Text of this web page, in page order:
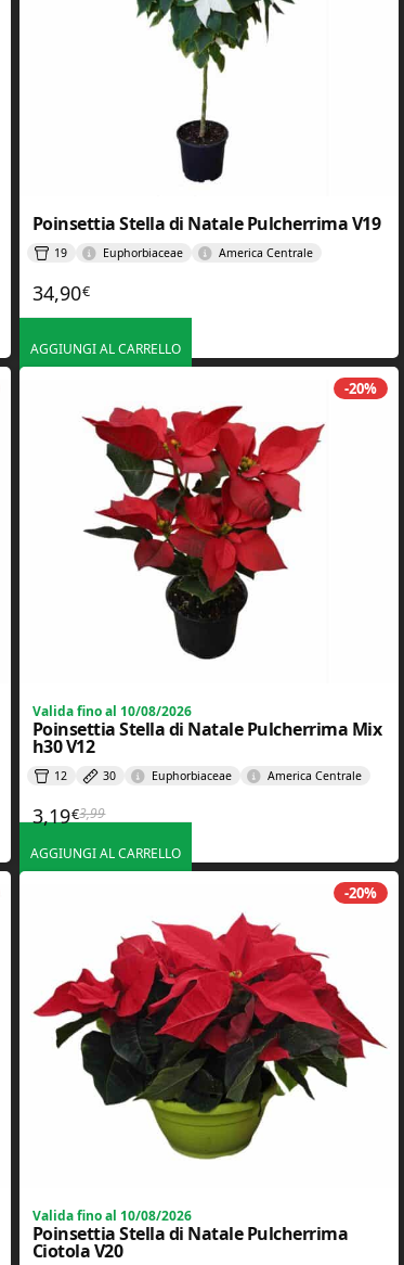
Poinsettia Stella di Natale Pulcherrima V19
19 Euphorbiaceae America Centrale
34,90€
AGGIUNGI AL CARRELLO
-20%
Valida fino al 10/08/2026
Poinsettia Stella di Natale Pulcherrima Mix
h30 V12
12 30 Euphorbiaceae America Centrale
3,99Il prezzo originale era: 3,99€.
3,19€ Il prezzo attuale è: 3,19€.
AGGIUNGI AL CARRELLO
-20%
Valida fino al 10/08/2026
Poinsettia Stella di Natale Pulcherrima
Ciotola V20